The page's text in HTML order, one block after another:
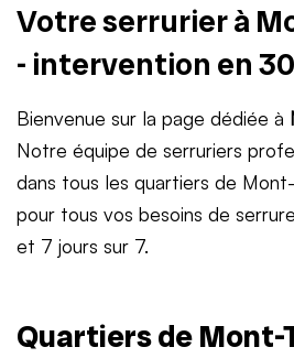
Votre serrurier à
- intervention en
Bienvenue sur la page dédiée à
Notre équipe de serruriers
dans tous les quartiers de
pour tous vos besoins de
et 7 jours sur 7.
Quartiers de Mont-